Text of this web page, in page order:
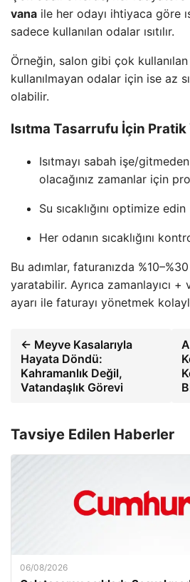
vana ile her odayı ihtiyaca göre
sadece kullanılan odalar ısıtılır.
Örneğin, salon gibi çok
kullanılmayan odalar için ise az
olabilir.
Isıtma Tasarrufu İçin
Isıtmayı sabah işe/
olacağınız zamanlar için
Su sıcaklığını optimize edin
Her odanın sıcaklığını
Bu adımlar, faturanızda
yaratabilir. Ayrıca zamanlayıcı +
ayarı ile faturayı yönetmek
← Meyve Kasalarıyla
Hayata Döndü:
Kahramanlık Değil,
Vatandaşlık Görevi
Tavsiye Edilen Haberler
06/08/2026